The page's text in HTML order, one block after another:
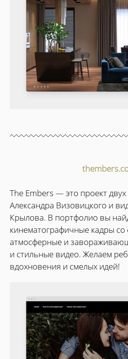
The Embers — это проект
Александра Визовицкого и
Крылова. В портфолио вы
кинематографичные кадры со
атмосферные и
и стильные видео. Желаем
вдохновения и смелых идей!